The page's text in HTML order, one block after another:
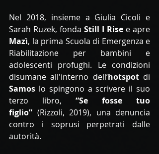
Nel 2018, insieme a Giulia Cicoli e
Sarah Ruzek, fonda Still I Rise
Mazì, la prima Scuola di Emergenza e
Riabilitazione per bambini e
adolescenti profughi. Le condizioni
disumane all'interno dell’hotspot
Samos lo spingono a scrivere il suo
terzo libro, “Se fosse tuo
figlio” (Rizzoli, 2019), una denuncia
contro i soprusi perpetrati dalle
autorità.